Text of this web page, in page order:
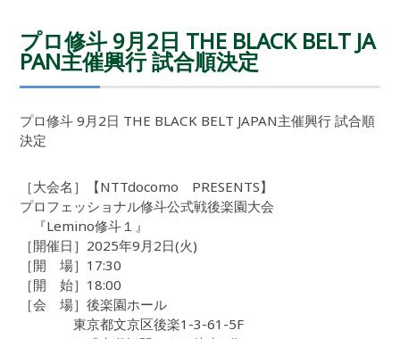
プロ修斗 9月2日 THE BLACK BELT JA
PAN主催興行 試合順決定
プロ修斗 9月2日 THE BLACK BELT JAPAN主催興行 試合順
決定
［大会名］【NTTdocomo PRESENTS】
プロフェッショナル修斗公式戦後楽園大会
『Lemino修斗１』
［開催日］2025年9月2日(火)
［開 場］17:30
［開 始］18:00
［会 場］後楽園ホール
東京都文京区後楽1-3-61-5F